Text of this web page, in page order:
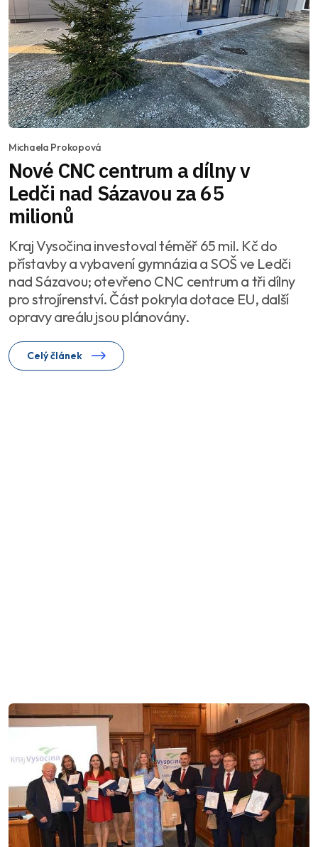
Michaela Prokopová
Nové CNC centrum a dílny v
Ledči nad Sázavou za 65
milionů
Kraj Vysočina investoval téměř 65 mil. Kč do
přístavby a vybavení gymnázia a SOŠ ve Ledči
nad Sázavou; otevřeno CNC centrum a tři dílny
pro strojírenství. Část pokryla dotace EU, další
opravy areálu jsou plánovány.
Celý článek